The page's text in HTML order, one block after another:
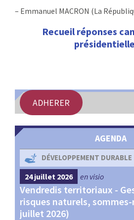
– Emmanuel MACRON (La
Recueil réponses
ADHERER
AGENDA
DÉVELOPPEMENT DURABLE
24 juillet 2026 en visio
Vendredis territoriaux -
risques naturels,
juillet 2026)